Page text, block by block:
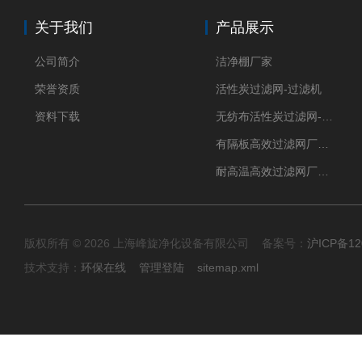
关于我们
公司简介
荣誉资质
资料下载
产品展示
洁净棚厂家
活性炭过滤网-过滤机
版权所有 © 2026 上海峰旋净化设备有限公司 备案号： 沪ICP备
技术支持： 环保在线 管理登陆 sitemap.xml